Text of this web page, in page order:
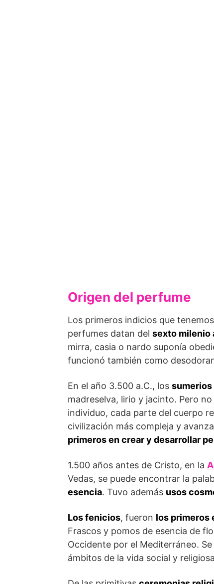
Origen del perfume
Los primeros indicios que
perfumes datan del sexto milenio
mirra, casia o nardo suponía
funcionó también como
En el año 3.500 a.C., los sumerios
madreselva, lirio y jacinto. Pero
individuo, cada parte del cuerpo
civilización más compleja y
primeros en crear y desarrollar
1.500 años antes de Cristo, en la
Vedas, se puede encontrar la
esencia. Tuvo además usos
Los fenicios, fueron los primeros
Frascos y pomos de esencia de
Occidente por el Mediterráneo.
ámbitos de la vida social y